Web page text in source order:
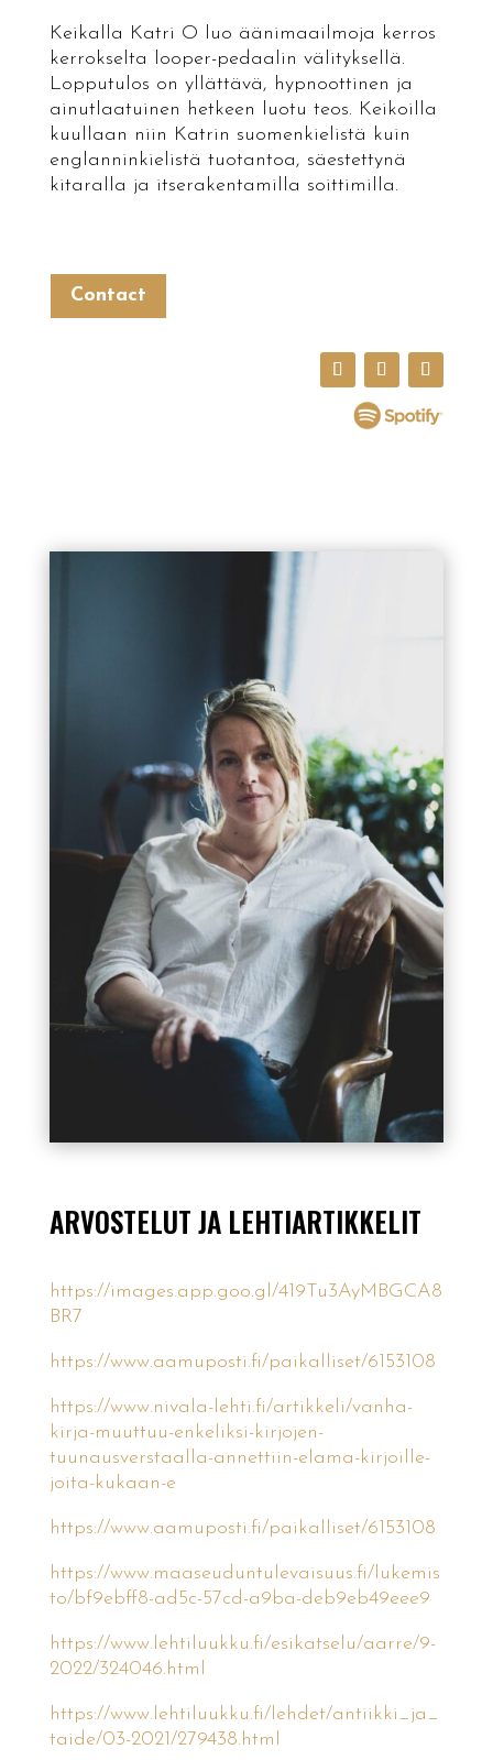
Keikalla Katri O luo äänimaailmoja kerros
kerrokselta looper-pedaalin välityksellä.
Lopputulos on yllättävä, hypnoottinen ja
ainutlaatuinen hetkeen luotu teos. Keikoilla
kuullaan niin Katrin suomenkielistä kuin
englanninkielistä tuotantoa, säestettynä
kitaralla ja itserakentamilla soittimilla.
Contact
ARVOSTELUT JA LEHTIARTIKKELIT
https://images.app.goo.gl/419Tu3AyMBGCA8
BR7
https://www.aamuposti.fi/paikalliset/6153108
https://www.nivala-lehti.fi/artikkeli/vanha-
kirja-muuttuu-enkeliksi-kirjojen-
tuunausverstaalla-annettiin-elama-kirjoille-
joita-kukaan-e
https://www.aamuposti.fi/paikalliset/6153108
https://www.maaseuduntulevaisuus.fi/lukemis
to/bf9ebff8-ad5c-57cd-a9ba-deb9eb49eee9
https://www.lehtiluukku.fi/esikatselu/aarre/9-
2022/324046.html
https://www.lehtiluukku.fi/lehdet/antiikki_ja_
taide/03-2021/279438.html